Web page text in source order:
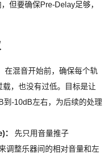
但要确保Pre-Delay足够，
在混音开始前，确保每个轨
，也没有过低。目标是让
到-10dB左右，为后续的处理
先只用音量推子
调整乐器间的相对音量和左